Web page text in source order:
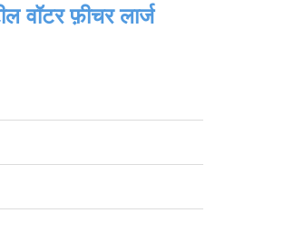
वॉटर फ़ीचर लार्ज